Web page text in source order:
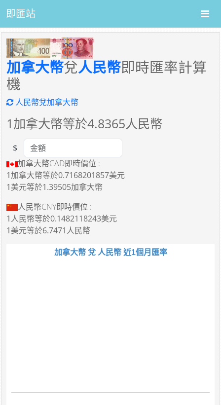
即匯站
加拿大幣兌人民幣即時匯率計算
機
人民幣兌加拿大幣
1加拿大幣等於4.8365人民幣
Amount
$
加拿大幣CAD即時價位 :
1加拿大幣等於0.7168201857美元
1美元等於1.39505加拿大幣
人民幣CNY即時價位 :
1人民幣等於0.1482118243美元
1美元等於6.7471人民幣
加拿大幣 兌 人民幣 近1個月匯率